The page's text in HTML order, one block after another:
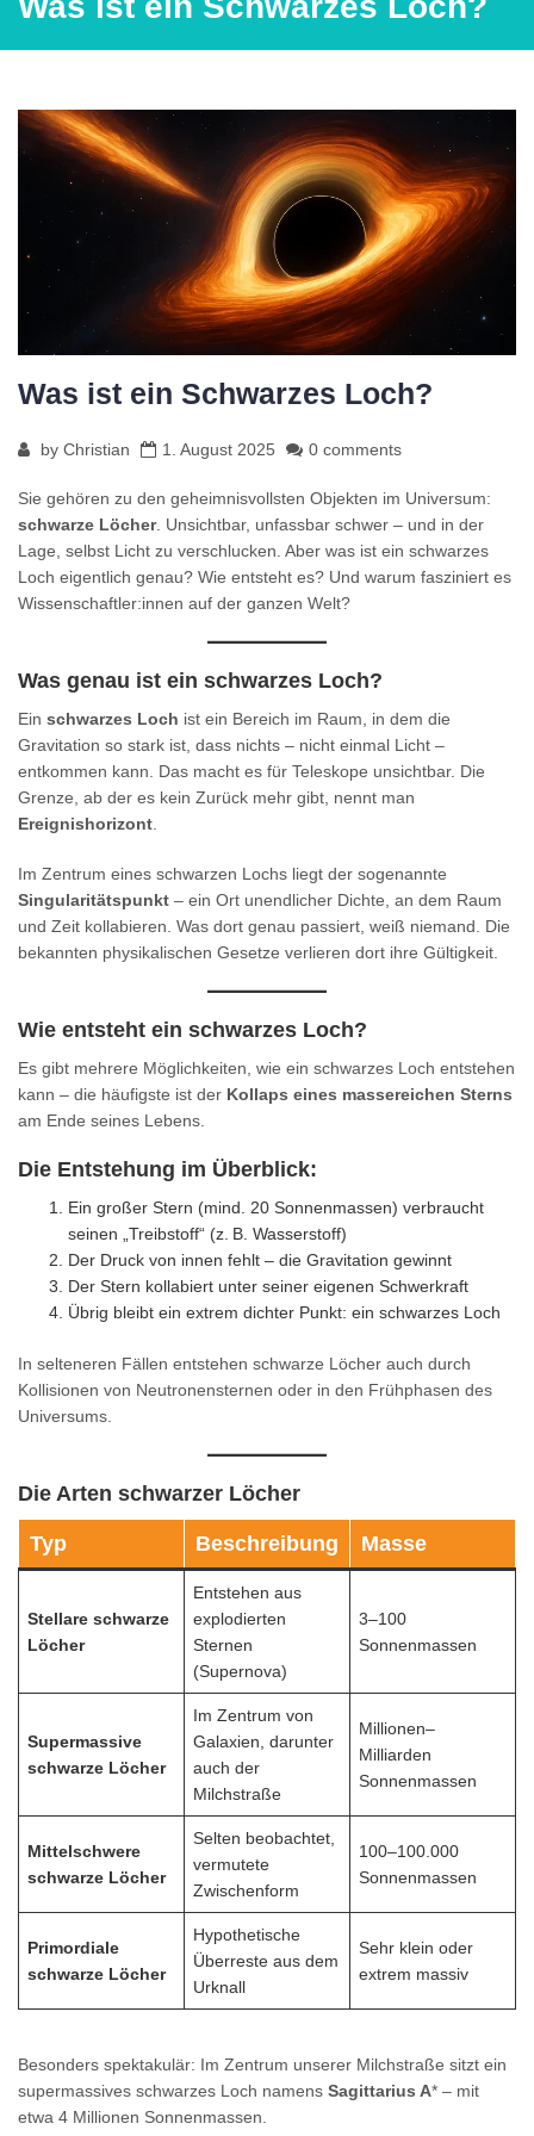
Was ist ein Schwarzes Loch?
by Christian 1. August 2025 0 comments
Sie gehören zu den geheimnisvollsten Objekten im Universum:
schwarze Löcher. Unsichtbar, unfassbar schwer – und in der
Lage, selbst Licht zu verschlucken. Aber was ist ein schwarzes
Loch eigentlich genau? Wie entsteht es? Und warum fasziniert es
Wissenschaftler:innen auf der ganzen Welt?
Was genau ist ein schwarzes Loch?
Ein schwarzes Loch ist ein Bereich im Raum, in dem die
Gravitation so stark ist, dass nichts – nicht einmal Licht –
entkommen kann. Das macht es für Teleskope unsichtbar. Die
Grenze, ab der es kein Zurück mehr gibt, nennt man
Ereignishorizont
Im Zentrum eines schwarzen Lochs liegt der sogenannte
Singularitätspunkt – ein Ort unendlicher Dichte, an dem Raum
und Zeit kollabieren. Was dort genau passiert, weiß niemand. Die
bekannten physikalischen Gesetze verlieren dort ihre Gültigkeit.
Wie entsteht ein schwarzes Loch?
Es gibt mehrere Möglichkeiten, wie ein schwarzes Loch entstehen
kann – die häufigste ist der Kollaps eines massereichen Sterns
am Ende seines Lebens.
Die Entstehung im Überblick:
Ein großer Stern (mind. 20 Sonnenmassen) verbraucht
seinen „Treibstoff“ (z. B. Wasserstoff)
Der Druck von innen fehlt – die Gravitation gewinnt
Der Stern kollabiert unter seiner eigenen Schwerkraft
Übrig bleibt ein extrem dichter Punkt: ein schwarzes Loch
In selteneren Fällen entstehen schwarze Löcher auch durch
Kollisionen von Neutronensternen oder in den Frühphasen des
Universums.
Die Arten schwarzer Löcher
Typ Beschreibung Masse
Stellare schwarze
Löcher
Entstehen aus
explodierten
Sternen
(Supernova)
3–100
Sonnenmassen
Supermassive
schwarze Löcher
Im Zentrum von
Galaxien, darunter
auch der
Milchstraße
Millionen–
Milliarden
Sonnenmassen
Mittelschwere
schwarze Löcher
Selten beobachtet,
vermutete
Zwischenform
100–100.000
Sonnenmassen
Primordiale
schwarze Löcher
Hypothetische
Überreste aus dem
Urknall
Sehr klein oder
extrem massiv
Besonders spektakulär: Im Zentrum unserer Milchstraße sitzt ein
supermassives schwarzes Loch namens Sagittarius A* – mit
etwa 4 Millionen Sonnenmassen.